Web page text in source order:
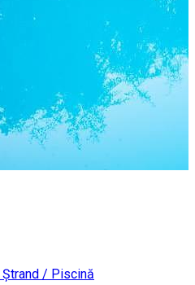
Ștrand / Piscină